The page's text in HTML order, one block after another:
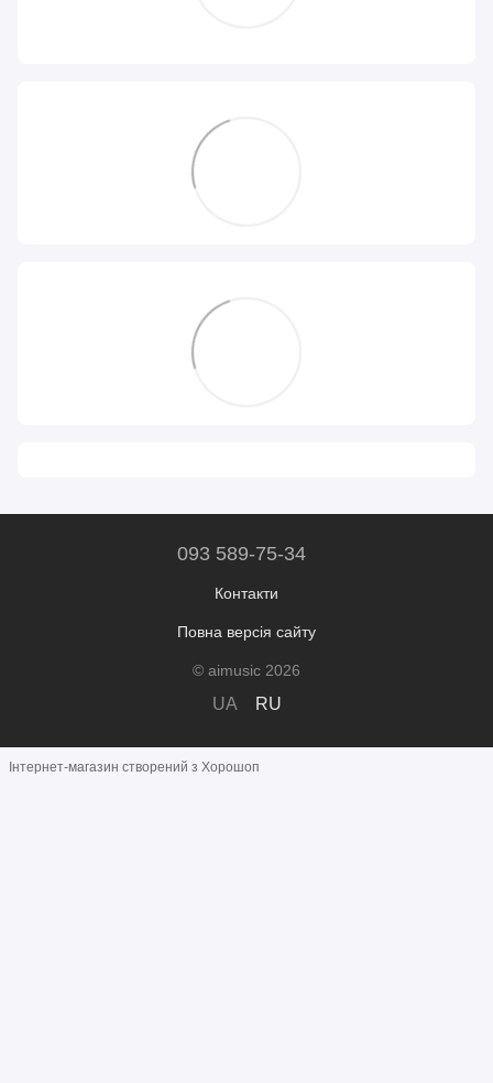
093 589-75-34
Контакти
Повна версія сайту
© aimusic 2026
UA RU
Інтернет-магазин створений з Хорошоп